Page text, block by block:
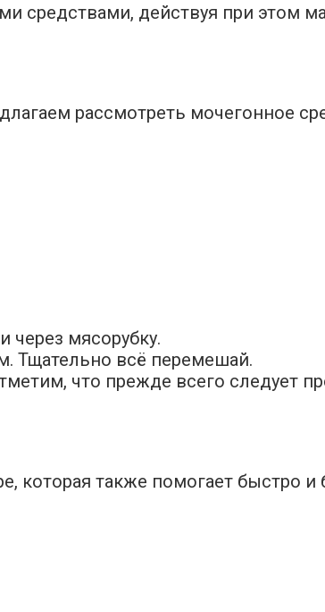
средствами, действуя при этом
рассмотреть мочегонное
мясорубку.
Тщательно всё перемешай.
что прежде всего следует
которая также помогает быстро и